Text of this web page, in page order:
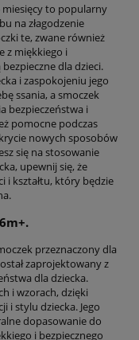
miesięcy to popularny
na złagodzenie
te, zwane również
z miękkiego i
dla dzieci.
i zaspokojeniu jego
ssania, a smoczek
bezpieczeństwa i
pomocne podczas
nowych sposobów
się na stosowanie
upewnij się, że
i kształtu, który będzie
przeznaczony dla
zaprojektowany z
dla dziecka.
i wzorach, dzięki
i stylu dziecka. Jego
dopasowanie do
i bezpiecznego